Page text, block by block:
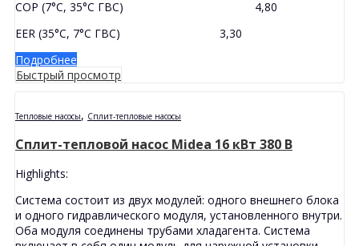
COP (7°C, 35°C ГВС) 4,80
EER (35°C, 7°C ГВС) 3,30
Подробнее
Быстрый просмотр
Тепловые насосы, Сплит-тепловые насосы
Сплит-тепловой насос Midea 16 кВт 380 В
Highlights:
Система состоит из двух модулей: одного внешнего блока
и одного гидравлического модуля, установленного внутри.
Оба модуля соединены трубами хладагента. Система